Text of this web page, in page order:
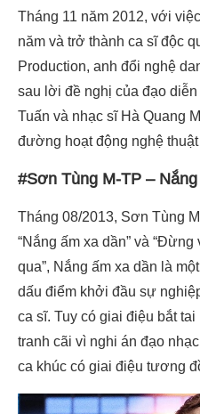
Tháng 11 năm 2012, với
năm và trở thành ca sĩ độc
Production, anh đổi nghệ
sau lời đề nghị của đạo
Tuấn và nhạc sĩ Hà Quang
đường hoạt động nghệ
#Sơn Tùng M-TP –
Tháng 08/2013, Sơn Tùng
“Nắng ấm xa dần” và “Đừng
qua”, Nắng ấm xa dần là
dấu điểm khởi đầu sự
ca sĩ. Tuy có giai điệu bắt
tranh cãi vì nghi án đạo
ca khúc có giai điệu tương